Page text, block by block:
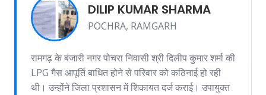
DILIP KUMAR SHARMA
POCHRA, RAMGARH
रामगढ़ के बंजारी नगर पोचरा निवासी श्री दिलीप कुमार शर्मा की
LPG गैस आपूर्ति बाधित होने से परिवार को कठिनाई हो रही
थी। उन्होंने जिला प्रशासन में शिकायत दर्ज कराई। उपायुक्त